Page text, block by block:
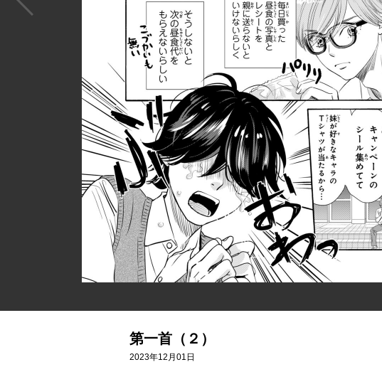
第一首（２）
2023年12月01日